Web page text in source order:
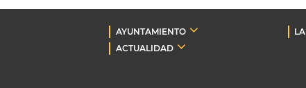
AYUNTAMIENTO
ACTUALIDAD